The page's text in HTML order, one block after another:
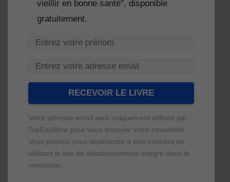
vieillir en bonne santé", disponible
gratuitement.
Votre adresse email sera uniquement utilisée par
TopEquilibre pour vous envoyer votre newsletter.
Vous pouvez vous désinscrire à tout moment en
utilisant le lien de désabonnement intégré dans la
newsletter.